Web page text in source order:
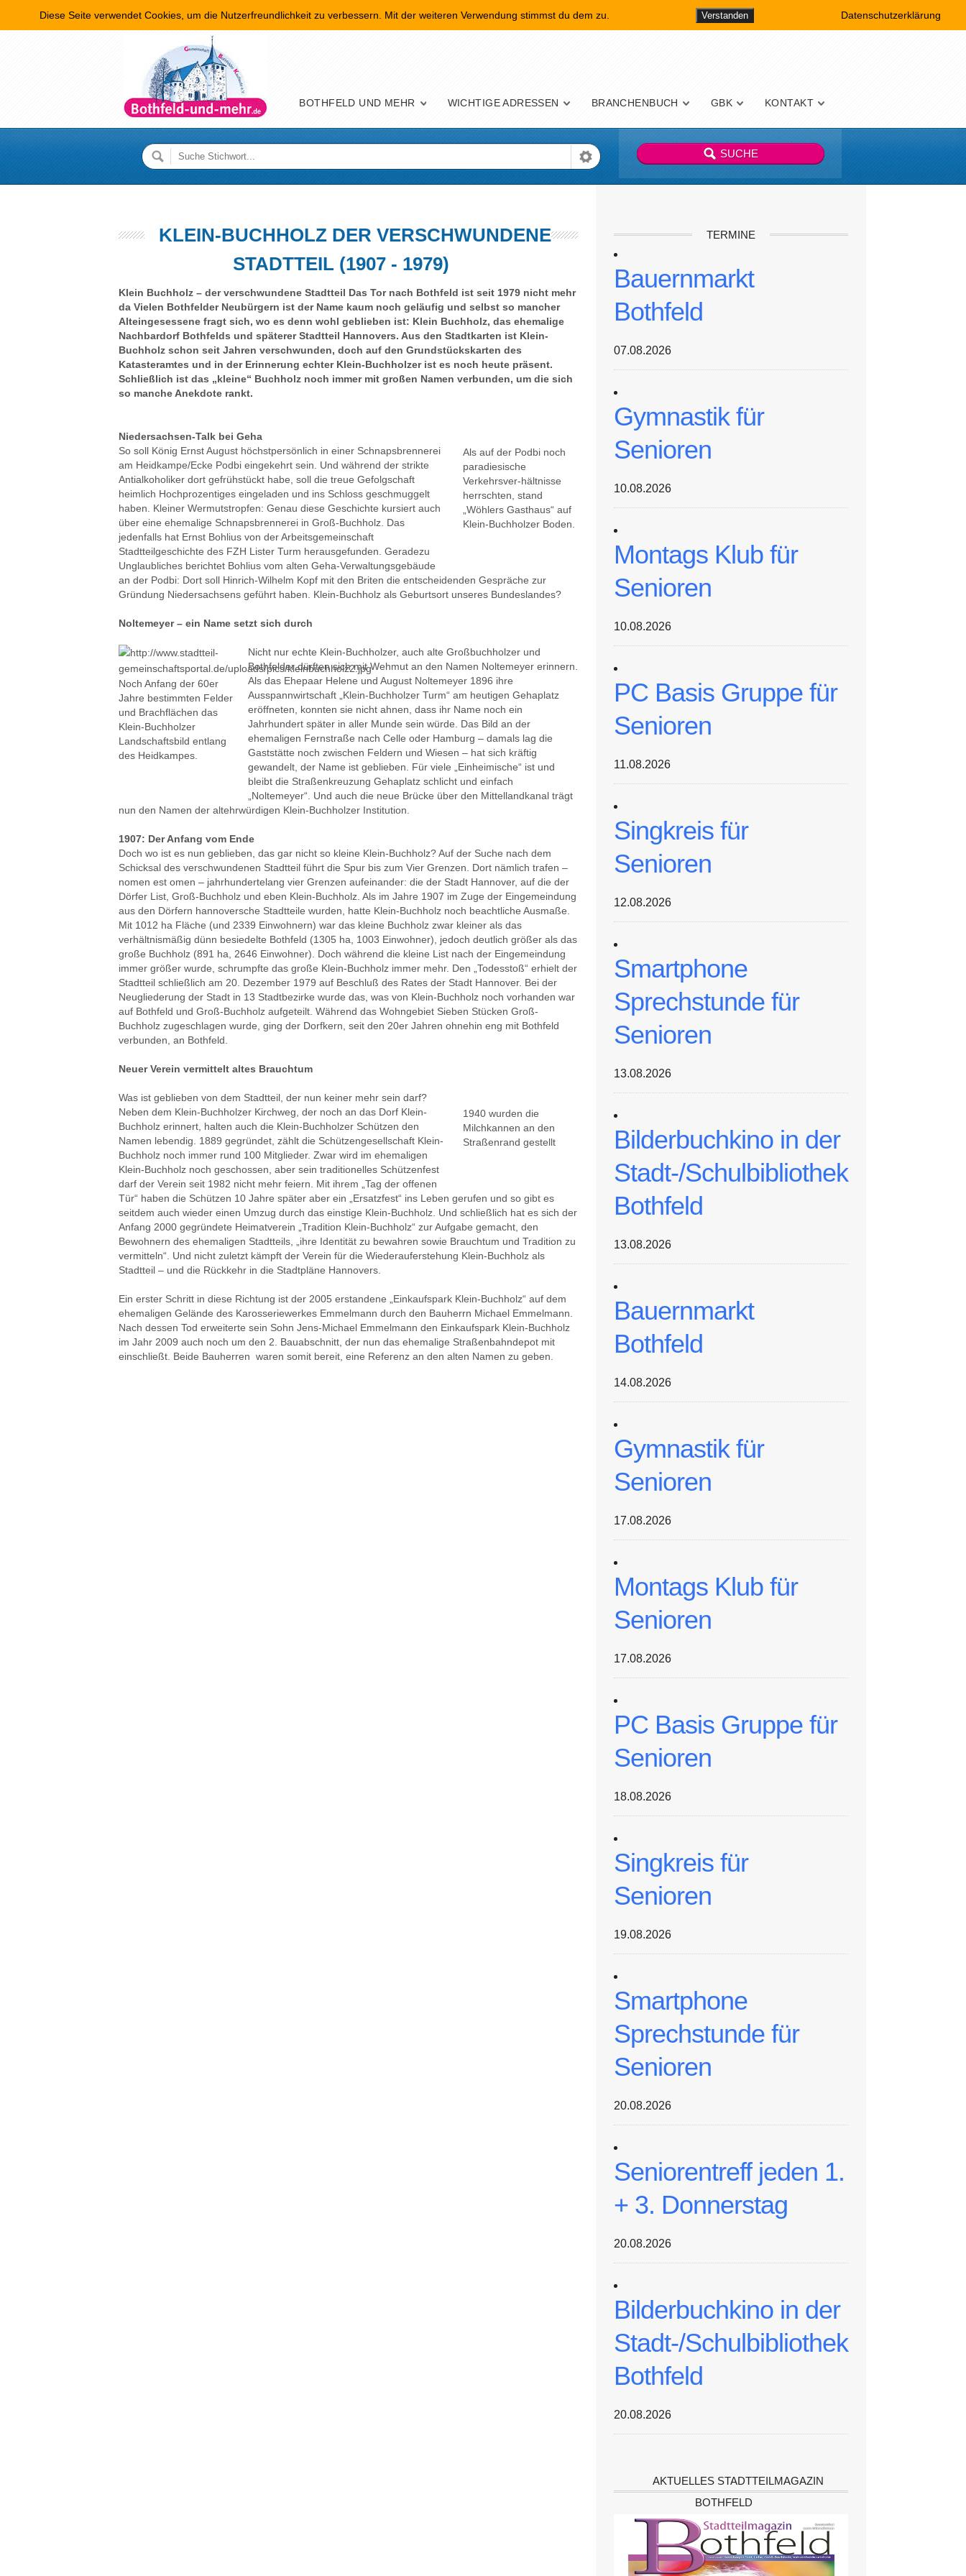
Hauptmenü
BOTHFELD UND MEHR WICHTIGE ADRESSEN BRANCHENBUCH GBK KONTAKT
KLEIN-BUCHHOLZ DER VERSCHWUNDENE
STADTTEIL (1907 - 1979)
Klein Buchholz – der verschwundene Stadtteil Das Tor nach Bothfeld ist seit 1979 nicht mehr
da Vielen Bothfelder Neubürgern ist der Name kaum noch geläufig und selbst so mancher
Alteingesessene fragt sich, wo es denn wohl geblieben ist: Klein Buchholz, das ehemalige
Nachbardorf Bothfelds und späterer Stadtteil Hannovers. Aus den Stadtkarten ist Klein-
Buchholz schon seit Jahren verschwunden, doch auf den Grundstückskarten des
Katasteramtes und in der Erinnerung echter Klein-Buchholzer ist es noch heute präsent.
Schließlich ist das „kleine“ Buchholz noch immer mit großen Namen verbunden, um die sich
so manche Anekdote rankt.
Als auf der Podbi noch
paradiesische
Verkehrsver-hältnisse
herrschten, stand
„Wöhlers Gasthaus“ auf
Klein-Buchholzer Boden.
Niedersachsen-Talk bei Geha
So soll König Ernst August höchstpersönlich in einer Schnapsbrennerei
am Heidkampe/Ecke Podbi eingekehrt sein. Und während der strikte
Antialkoholiker dort gefrühstückt habe, soll die treue Gefolgschaft
heimlich Hochprozentiges eingeladen und ins Schloss geschmuggelt
haben. Kleiner Wermutstropfen: Genau diese Geschichte kursiert auch
über eine ehemalige Schnapsbrennerei in Groß-Buchholz. Das
jedenfalls hat Ernst Bohlius von der Arbeitsgemeinschaft
Stadtteilgeschichte des FZH Lister Turm herausgefunden. Geradezu
Unglaubliches berichtet Bohlius vom alten Geha-Verwaltungsgebäude
an der Podbi: Dort soll Hinrich-Wilhelm Kopf mit den Briten die entscheidenden Gespräche zur
Gründung Niedersachsens geführt haben. Klein-Buchholz als Geburtsort unseres Bundeslandes?
Noltemeyer – ein Name setzt sich durch
Noch Anfang der 60er
Jahre bestimmten Felder
und Brachflächen das
Klein-Buchholzer
Landschaftsbild entlang
des Heidkampes.
Nicht nur echte Klein-Buchholzer, auch alte Großbuchholzer und
Bothfelder dürften sich mit Wehmut an den Namen Noltemeyer erinnern.
Als das Ehepaar Helene und August Noltemeyer 1896 ihre
Ausspannwirtschaft „Klein-Buchholzer Turm“ am heutigen Gehaplatz
eröffneten, konnten sie nicht ahnen, dass ihr Name noch ein
Jahrhundert später in aller Munde sein würde. Das Bild an der
ehemaligen Fernstraße nach Celle oder Hamburg – damals lag die
Gaststätte noch zwischen Feldern und Wiesen – hat sich kräftig
gewandelt, der Name ist geblieben. Für viele „Einheimische“ ist und
bleibt die Straßenkreuzung Gehaplatz schlicht und einfach
„Noltemeyer“. Und auch die neue Brücke über den Mittellandkanal trägt
nun den Namen der altehrwürdigen Klein-Buchholzer Institution.
1907: Der Anfang vom Ende
Doch wo ist es nun geblieben, das gar nicht so kleine Klein-Buchholz? Auf der Suche nach dem
Schicksal des verschwundenen Stadtteil führt die Spur bis zum Vier Grenzen. Dort nämlich trafen –
nomen est omen – jahrhundertelang vier Grenzen aufeinander: die der Stadt Hannover, auf die der
Dörfer List, Groß-Buchholz und eben Klein-Buchholz. Als im Jahre 1907 im Zuge der Eingemeindung
aus den Dörfern hannoversche Stadtteile wurden, hatte Klein-Buchholz noch beachtliche Ausmaße.
Mit 1012 ha Fläche (und 2339 Einwohnern) war das kleine Buchholz zwar kleiner als das
verhältnismäßig dünn besiedelte Bothfeld (1305 ha, 1003 Einwohner), jedoch deutlich größer als das
große Buchholz (891 ha, 2646 Einwohner). Doch während die kleine List nach der Eingemeindung
immer größer wurde, schrumpfte das große Klein-Buchholz immer mehr. Den „Todesstoß“ erhielt der
Stadtteil schließlich am 20. Dezember 1979 auf Beschluß des Rates der Stadt Hannover. Bei der
Neugliederung der Stadt in 13 Stadtbezirke wurde das, was von Klein-Buchholz noch vorhanden war
auf Bothfeld und Groß-Buchholz aufgeteilt. Während das Wohngebiet Sieben Stücken Groß-
Buchholz zugeschlagen wurde, ging der Dorfkern, seit den 20er Jahren ohnehin eng mit Bothfeld
verbunden, an Bothfeld.
Neuer Verein vermittelt altes Brauchtum
1940 wurden die
Milchkannen an den
Straßenrand gestellt
Was ist geblieben von dem Stadtteil, der nun keiner mehr sein darf?
Neben dem Klein-Buchholzer Kirchweg, der noch an das Dorf Klein-
Buchholz erinnert, halten auch die Klein-Buchholzer Schützen den
Namen lebendig. 1889 gegründet, zählt die Schützengesellschaft Klein-
Buchholz noch immer rund 100 Mitglieder. Zwar wird im ehemaligen
Klein-Buchholz noch geschossen, aber sein traditionelles Schützenfest
darf der Verein seit 1982 nicht mehr feiern. Mit ihrem „Tag der offenen
Tür“ haben die Schützen 10 Jahre später aber ein „Ersatzfest“ ins Leben gerufen und so gibt es
seitdem auch wieder einen Umzug durch das einstige Klein-Buchholz. Und schließlich hat es sich der
Anfang 2000 gegründete Heimatverein „Tradition Klein-Buchholz“ zur Aufgabe gemacht, den
Bewohnern des ehemaligen Stadtteils, „ihre Identität zu bewahren sowie Brauchtum und Tradition zu
vermitteln“. Und nicht zuletzt kämpft der Verein für die Wiederauferstehung Klein-Buchholz als
Stadtteil – und die Rückkehr in die Stadtpläne Hannovers.
Ein erster Schritt in diese Richtung ist der 2005 erstandene „Einkaufspark Klein-Buchholz“ auf dem
ehemaligen Gelände des Karosseriewerkes Emmelmann durch den Bauherrn Michael Emmelmann.
Nach dessen Tod erweiterte sein Sohn Jens-Michael Emmelmann den Einkaufspark Klein-Buchholz
im Jahr 2009 auch noch um den 2. Bauabschnitt, der nun das ehemalige Straßenbahndepot mit
einschließt. Beide Bauherren waren somit bereit, eine Referenz an den alten Namen zu geben.
TERMINE
Bauernmarkt
Bothfeld
07.08.2026
Gymnastik für
Senioren
10.08.2026
Montags Klub für
Senioren
10.08.2026
PC Basis Gruppe für
Senioren
11.08.2026
Singkreis für
Senioren
12.08.2026
Smartphone
Sprechstunde für
Senioren
13.08.2026
Bilderbuchkino in der
Stadt-/Schulbibliothek
Bothfeld
13.08.2026
Bauernmarkt
Bothfeld
14.08.2026
Gymnastik für
Senioren
17.08.2026
Montags Klub für
Senioren
17.08.2026
PC Basis Gruppe für
Senioren
18.08.2026
Singkreis für
Senioren
19.08.2026
Smartphone
Sprechstunde für
Senioren
20.08.2026
Seniorentreff jeden 1.
+ 3. Donnerstag
20.08.2026
Bilderbuchkino in der
Stadt-/Schulbibliothek
Bothfeld
20.08.2026
AKTUELLES STADTTEILMAGAZIN
BOTHFELD
Diese Seite verwendet Cookies, um die Nutzerfreundlichkeit zu verbessern. Mit der weiteren Verwendung stimmst du dem zu. Verstanden Datenschutzerklärung